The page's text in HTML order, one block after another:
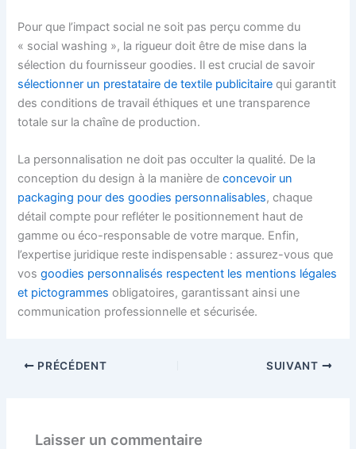
Pour que l’impact social ne soit pas perçu comme du
« social washing », la rigueur doit être de mise dans la
sélection du fournisseur goodies. Il est crucial de savoir
sélectionner un prestataire de textile publicitaire qui garantit
des conditions de travail éthiques et une transparence
totale sur la chaîne de production.
La personnalisation ne doit pas occulter la qualité. De la
conception du design à la manière deconcevoir un
packaging pour des goodies personnalisables, chaque
détail compte pour refléter le positionnement haut de
gamme ou éco-responsable de votre marque. Enfin,
l’expertise juridique reste indispensable : assurez-vous que
vosgoodies personnalisés respectent les mentions légales
et pictogrammes obligatoires, garantissant ainsi une
communication professionnelle et sécurisée.
PRÉCÉDENT SUIVANT
Laisser un commentaire